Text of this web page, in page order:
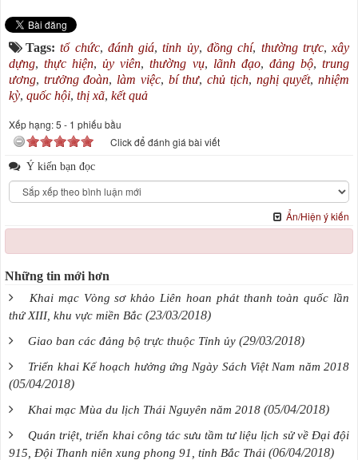
Tags:tổ chức, đánh giá,tỉnh ủy, đồng chí, thường trực,xây
dựng,thực hiện,ủy viên,thường vụ, lãnh đạo, đảng bộ,trung
ương, trưởng đoàn, làm việc, bí thư,chủ tịch, nghị quyết,nhiệm
kỳ, quốc hội, thị xã, kết quả
Xếp hạng:5 - 1 phiếu bầu
Click để đánh giá bài viết
Ý kiến bạn đọc
Ẩn/Hiện ý kiến
Những tin mới hơn
Khai mạc Vòng sơ khảo Liên hoan phát thanh toàn quốc lần
thứ XIII, khu vực miền Bắc (23/03/2018)
Giao ban các đảng bộ trực thuộc Tỉnh ủy (29/03/2018)
Triển khai Kế hoạch hưởng ứng Ngày Sách Việt Nam năm 2018
(05/04/2018)
Khai mạc Mùa du lịch Thái Nguyên năm 2018 (05/04/2018)
Quán triệt, triển khai công tác sưu tầm tư liệu lịch sử về Đại đội
915, Đội Thanh niên xung phong 91, tỉnh Bắc Thái (06/04/2018)